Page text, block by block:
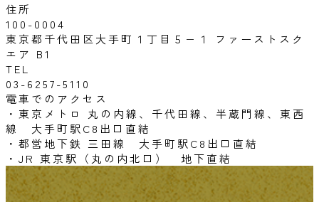
住所
100-0004
東京都千代田区大手町１丁目５−１ ファーストスク
エア B1
TEL
03-6257-5110
電車でのアクセス
・東京メトロ 丸の内線、千代田線、半蔵門線、東西
線 大手町駅C8出口直結
・都営地下鉄 三田線 大手町駅C8出口直結
・JR 東京駅（丸の内北口） 地下直結